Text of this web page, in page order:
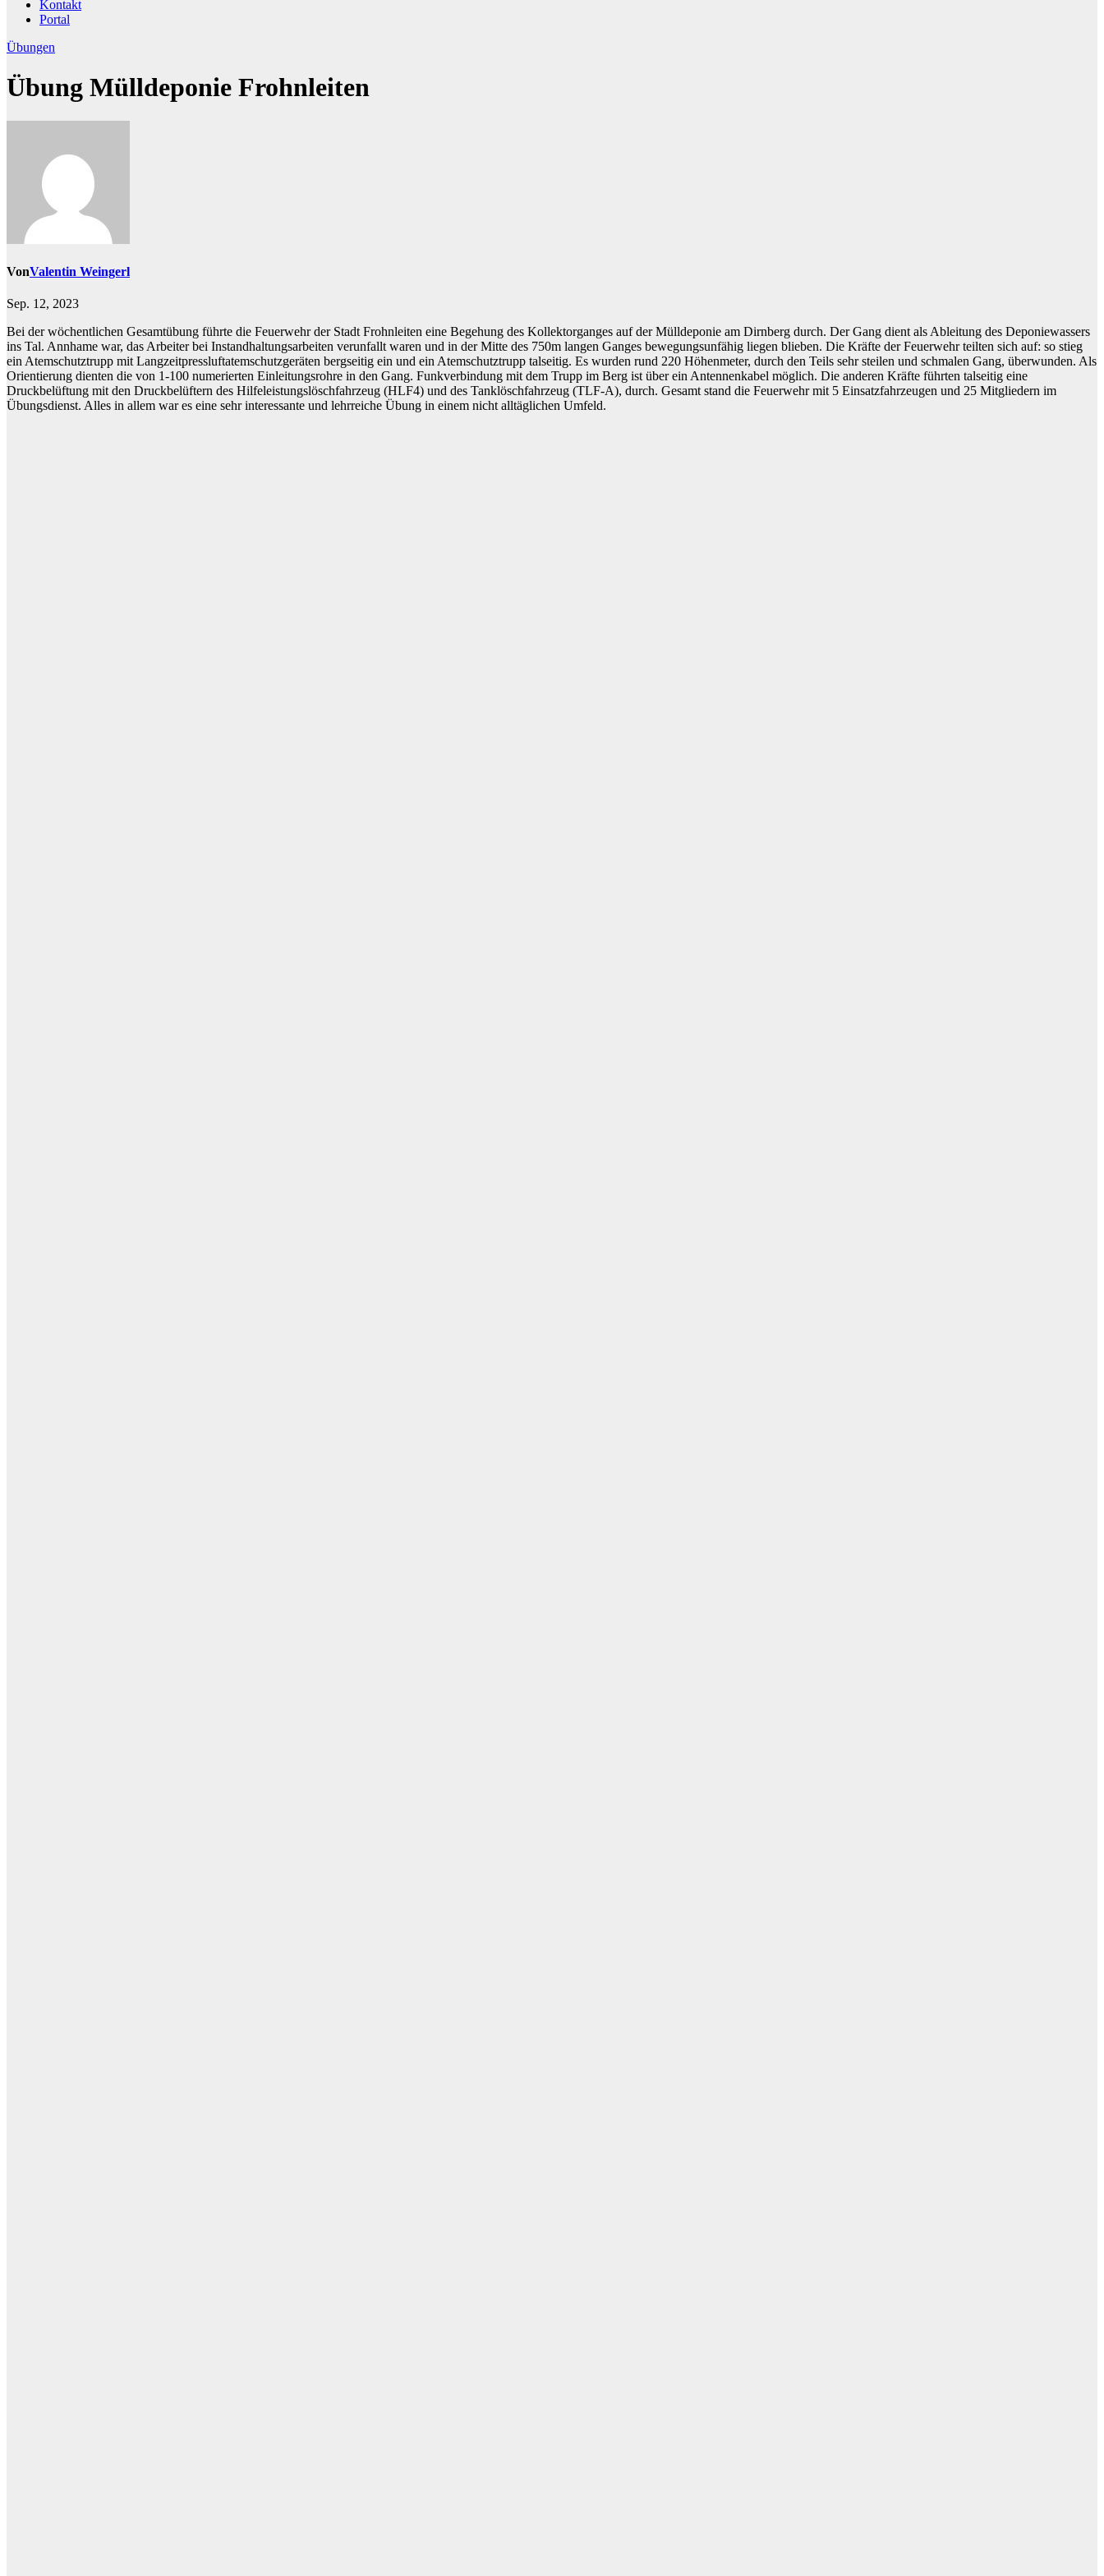
Kontakt
Portal
Übungen
Übung Mülldeponie Frohnleiten
VonValentin Weingerl
Sep. 12, 2023
Bei der wöchentlichen Gesamtübung führte die Feuerwehr der Stadt Frohnleiten eine Begehung des Kollektorganges auf der Mülldeponie am Dirnberg durch. Der Gang dient als Ableitung des Deponiewassers
ins Tal. Annhame war, das Arbeiter bei Instandhaltungsarbeiten verunfallt waren und in der Mitte des 750m langen Ganges bewegungsunfähig liegen blieben. Die Kräfte der Feuerwehr teilten sich auf: so stieg
ein Atemschutztrupp mit Langzeitpressluftatemschutzgeräten bergseitig ein und ein Atemschutztrupp talseitig. Es wurden rund 220 Höhenmeter, durch den Teils sehr steilen und schmalen Gang, überwunden. Als
Orientierung dienten die von 1-100 numerierten Einleitungsrohre in den Gang. Funkverbindung mit dem Trupp im Berg ist über ein Antennenkabel möglich. Die anderen Kräfte führten talseitig eine
Druckbelüftung mit den Druckbelüftern des Hilfeleistungslöschfahrzeug (HLF4) und des Tanklöschfahrzeug (TLF-A), durch. Gesamt stand die Feuerwehr mit 5 Einsatzfahrzeugen und 25 Mitgliedern im
Übungsdienst. Alles in allem war es eine sehr interessante und lehrreiche Übung in einem nicht alltäglichen Umfeld.